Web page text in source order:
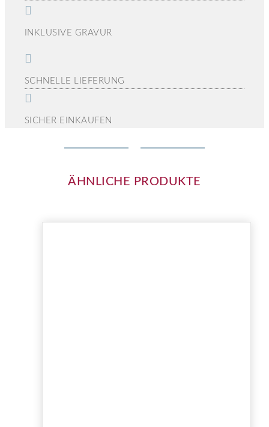
INKLUSIVE GRAVUR
SCHNELLE LIEFERUNG
SICHER EINKAUFEN
ÄHNLICHE PRODUKTE